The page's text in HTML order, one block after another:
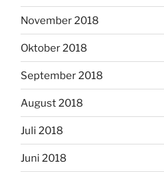
November 2018
Oktober 2018
September 2018
August 2018
Juli 2018
Juni 2018